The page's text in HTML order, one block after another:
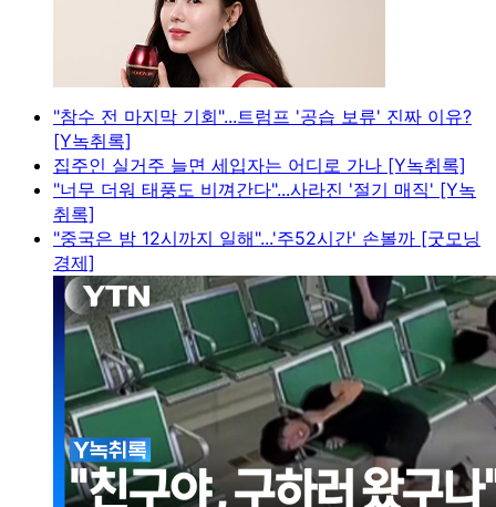
"참수 전 마지막 기회"...트럼프 '공습 보류' 진짜 이유?
[Y녹취록]
집주인 실거주 늘면 세입자는 어디로 가나 [Y녹취록]
"너무 더워 태풍도 비껴간다"...사라진 '절기 매직' [Y녹
취록]
"중국은 밤 12시까지 일해"...'주52시간' 손볼까 [굿모닝
경제]